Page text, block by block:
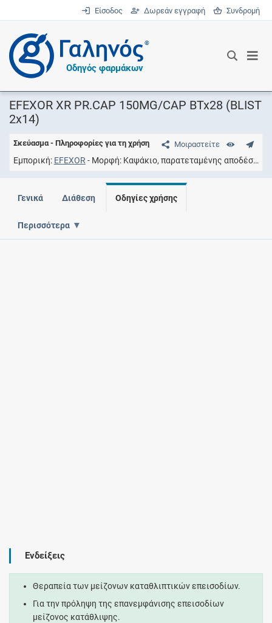
Είσοδος Δωρεάν εγγραφή Συνδρομή
®
Οδηγός φαρμάκων
EFEXOR XR PR.CAP 150MG/CAP BTx28 (BLIST
2x14)
Μοιραστείτε
Σκεύασμα - Πληροφορίες για τη χρήση
Εμπορική EFEXOR Μορφή Καψάκιο, παρατεταμένης αποδέσμευσης, σκληρό
Γενικά Διάθεση Οδηγίες χρήσης
Περισσότερα
Ενδείξεις
Θεραπεία των μείζονων καταθλιπτικών επεισοδίων.
Για την πρόληψη της επανεμφάνισης επεισοδίων
μείζονος κατάθλιψης.